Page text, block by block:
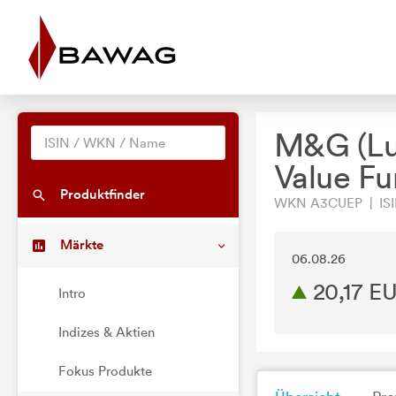
Produktfinder
Märkte
Intro
Indizes & Aktien
Fokus Produkte
M&G
Value
WKN A3CUEP |
06.08.26
20,17